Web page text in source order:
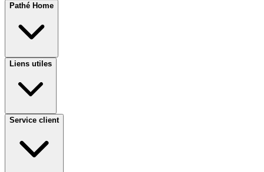
Pathé Home
Liens utiles
Service client